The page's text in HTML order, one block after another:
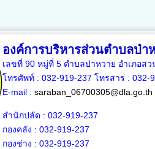
องค์การบริหารส่วนตำบลป่า
เลขที่ 90 หมู่ที่ 5 ตำบลป่าหวาย อำเภอส
โทรศัพท์ : 032-919-237 โทรสาร : 032-
E-mail : saraban_06700305@dla.go.th
สำนักปลัด : 032-919-237
กองคลัง : 032-919-237
กองช่าง : 032-919-237